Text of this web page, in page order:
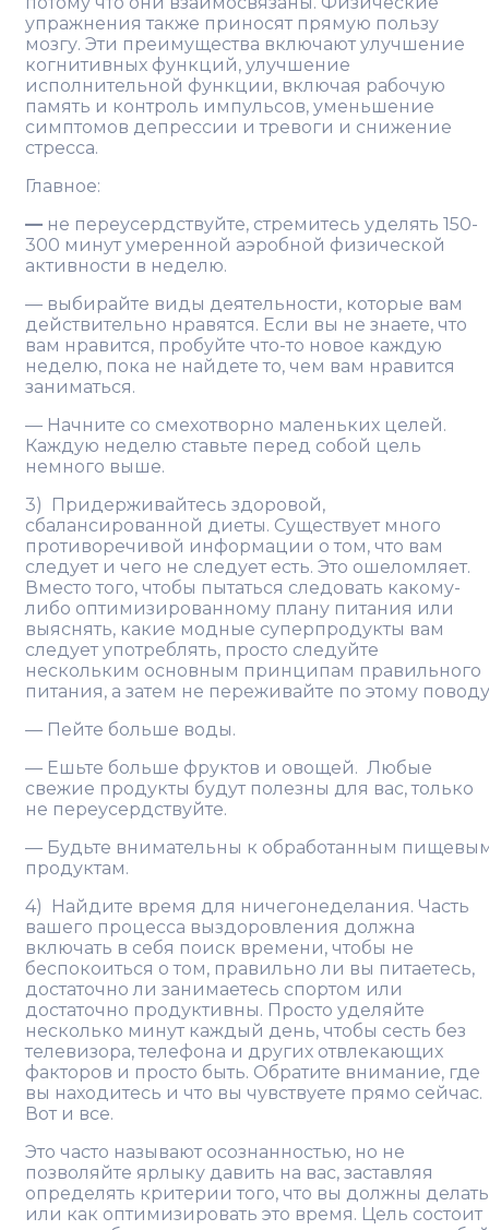
упражнения также приносят прямую пользу
мозгу. Эти преимущества включают улучшение
когнитивных функций, улучшение
исполнительной функции, включая рабочую
память и контроль импульсов, уменьшение
симптомов депрессии и тревоги и снижение
стресса.
Главное:
— не переусердствуйте, стремитесь уделять 150-
300 минут умеренной аэробной физической
активности в неделю.
— выбирайте виды деятельности, которые вам
действительно нравятся. Если вы не знаете, что
вам нравится, пробуйте что-то новое каждую
неделю, пока не найдете то, чем вам нравится
заниматься.
— Начните со смехотворно маленьких целей.
Каждую неделю ставьте перед собой цель
немного выше.
3) Придерживайтесь здоровой,
сбалансированной диеты. Существует много
противоречивой информации о том, что вам
следует и чего не следует есть. Это ошеломляет.
Вместо того, чтобы пытаться следовать какому-
либо оптимизированному плану питания или
выяснять, какие модные суперпродукты вам
следует употреблять, просто следуйте
нескольким основным принципам правильного
питания, а затем не переживайте по этому
— Пейте больше воды.
— Ешьте больше фруктов и овощей. Любые
свежие продукты будут полезны для вас, только
не переусердствуйте.
— Будьте внимательны к обработанным
продуктам.
4) Найдите время для ничегонеделания. Часть
вашего процесса выздоровления должна
включать в себя поиск времени, чтобы не
беспокоиться о том, правильно ли вы питаетесь,
достаточно ли занимаетесь спортом или
достаточно продуктивны. Просто уделяйте
несколько минут каждый день, чтобы сесть без
телевизора, телефона и других отвлекающих
факторов и просто быть. Обратите внимание, где
вы находитесь и что вы чувствуете прямо сейчас.
Вот и все.
Это часто называют осознанностью, но не
позволяйте ярлыку давить на вас, заставляя
определять критерии того, что вы должны делать
или как оптимизировать это время. Цель состоит